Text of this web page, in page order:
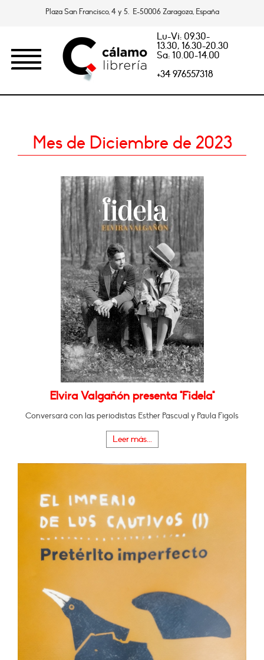
Plaza San Francisco, 4 y 5. E-50006 Zaragoza, España
Lu-Vi: 09.30-
13.30, 16.30-20.30
Sa: 10.00-14.00
+34 976557318
Mes de Diciembre de 2023
Elvira Valgañón presenta "Fidela"
Conversará con las periodistas Esther Pascual y Paula Figols
Leer más...